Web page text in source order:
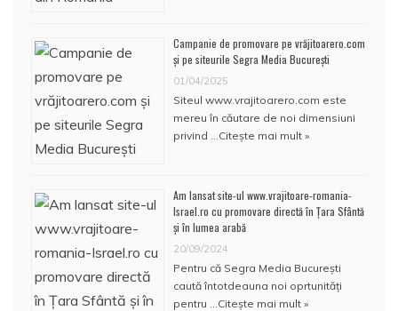
Campanie de promovare pe vrăjitoarero.com
și pe siteurile Segra Media București
01/04/2025
Siteul www.vrajitoarero.com este
mereu în căutare de noi dimensiuni
privind … Citește mai mult »
Am lansat site-ul www.vrajitoare-romania-
Israel.ro cu promovare directă în Țara Sfântă
și în lumea arabă
20/09/2024
Pentru că Segra Media București
caută întotdeauna noi oprtunități
pentru … Citește mai mult »